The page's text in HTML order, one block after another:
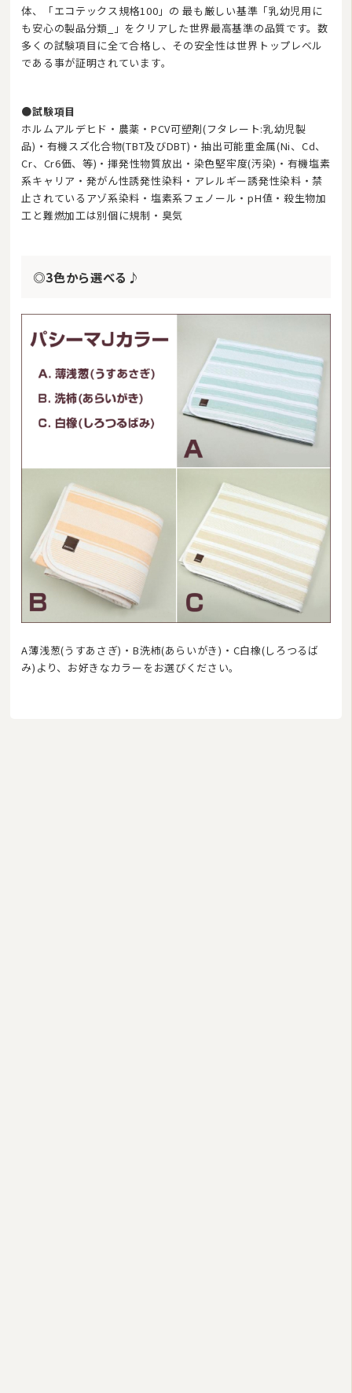
体、「エコテックス規格100」の 最も厳しい基準「乳幼児用に
も安心の製品分類_」をクリアした世界最高基準の品質です。数
多くの試験項目に全て合格し、その安全性は世界トップレベル
である事が証明されています。
●試験項目
ホルムアルデヒド・農薬・PCV可塑剤(フタレート:乳幼児製
品)・有機スズ化合物(TBT及びDBT)・抽出可能重金属(Ni、Cd、
Cr、Cr6価、等)・揮発性物質放出・染色堅牢度(汚染)・有機塩素
系キャリア・発がん性誘発性染料・アレルギー誘発性染料・禁
止されているアゾ系染料・塩素系フェノール・pH値・殺生物加
工と難燃加工は別個に規制・臭気
◎3色から選べる♪
A薄浅葱(うすあさぎ)・B洗柿(あらいがき)・C白橡(しろつるば
み)より、お好きなカラーをお選びください。